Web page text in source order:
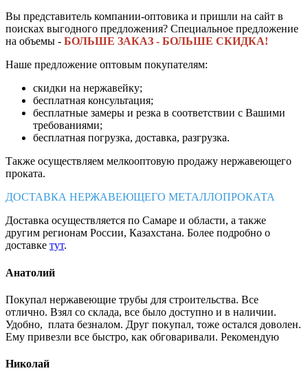
Вы представитель компании-оптовика и пришли на сайт в
поисках выгодного предложения? Специальное предложение
на объемы - БОЛЬШЕ ЗАКАЗ - БОЛЬШЕ СКИДКА!
Наше предложение оптовым покупателям:
скидки на нержавейку;
бесплатная консультация;
бесплатные замеры и резка в соответствии с Вашими
требованиями;
бесплатная погрузка, доставка, разгрузка.
Также осуществляем мелкооптовую продажу нержавеющего
проката.
ДОСТАВКА НЕРЖАВЕЮЩЕГО МЕТАЛЛОПРОКАТА
Доставка осуществляется по Самаре и области, а также
другим регионам России, Казахстана. Более подробно о
доставке тут.
Анатолий
Покупал нержавеющие трубы для строительства. Все
отлично. Взял со склада, все было доступно и в наличии.
Удобно, плата безналом. Друг покупал, тоже остался доволен.
Ему привезли все быстро, как обговаривали. Рекомендую
Николай